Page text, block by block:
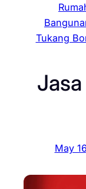
Tukang
May